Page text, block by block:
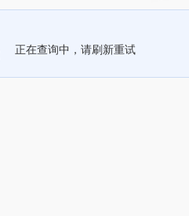
正在查询中，请刷新重试